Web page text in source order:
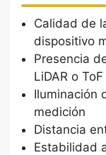
Calidad de
dispositivo
Presencia
LiDAR o ToF
Iluminación
medición
Distancia
Estabilidad